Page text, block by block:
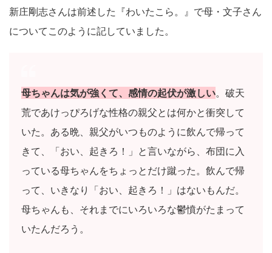
新庄剛志さんは前述した『わいたこら。』で母・文子さん
についてこのように記していました。
母ちゃんは気が強くて、感情の起伏が激しい。破天
荒であけっぴろげな性格の親父とは何かと衝突して
いた。ある晩、親父がいつものように飲んで帰って
きて、「おい、起きろ！」と言いながら、布団に入
っている母ちゃんをちょっとだけ蹴った。飲んで帰
って、いきなり「おい、起きろ！」はないもんだ。
母ちゃんも、それまでにいろいろな鬱憤がたまって
いたんだろう。